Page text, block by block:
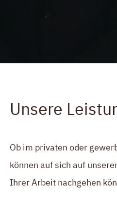
Unsere
Ob im privaten oder
können auf sich auf
Ihrer Arbeit nachgehen